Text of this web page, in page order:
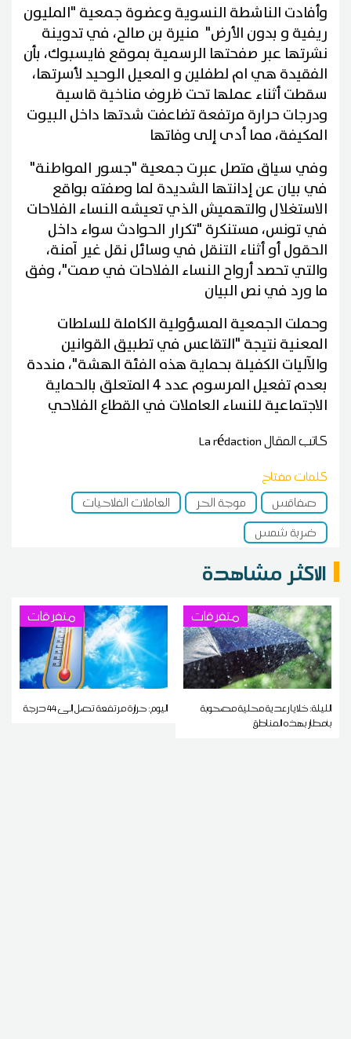
وأفادت الناشطة النسوية وعضوة جمعية "المليون
ريفية و بدون الأرض" منيرة بن صالح، في تدوينة
نشرتها عبر صفحتها الرسمية بموقع فايسبوك، بأن
الفقيدة هي ام لطفلين و المعيل الوحيد لأسرتها،
سقطت أثناء عملها تحت ظروف مناخية قاسية
ودرجات حرارة مرتفعة تضاعفت شدتها داخل البيوت
المكيفة، مما أدى إلى وفاتها
وفي سياق متصل عبرت جمعية "جسور المواطنة"
في بيان عن إدانتها الشديدة لما وصفته بواقع
الاستغلال والتهميش الذي تعيشه النساء الفلاحات
في تونس، مستنكرة "تكرار الحوادث سواء داخل
الحقول أو أثناء التنقل في وسائل نقل غير آمنة،
والتي تحصد أرواح النساء الفلاحات في صمت"، وفق
ما ورد في نص البيان
وحملت الجمعية المسؤولية الكاملة للسلطات
المعنية نتيجة "التقاعس في تطبيق القوانين
والآليات الكفيلة بحماية هذه الفئة الهشة"، منددة
بعدم تفعيل المرسوم عدد 4 المتعلق بالحماية
الاجتماعية للنساء العاملات في القطاع الفلاحي
كاتب المقالLa rédaction
كلمات مفتاح
صفاقس
موجة الحر
العاملات الفلاحيات
ضربة شمس
الاكثر مشاهدة
متفرقات
الليلة: خلايا رعدية محلية مصحوبة
بأمطار بهذه المناطق
متفرقات
اليوم: حرارة مرتفعة تصل إلى 44 درجة